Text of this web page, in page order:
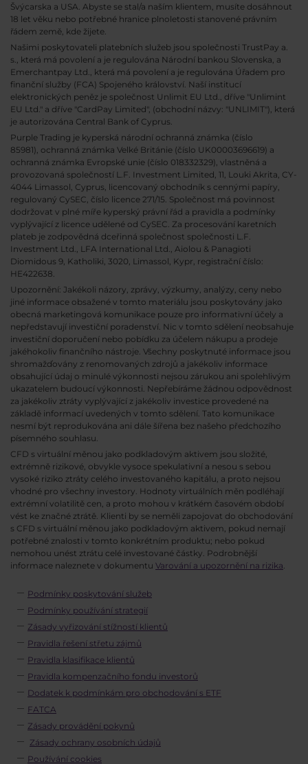
Švýcarska a USA. Abyste se stal/a naším klientem, musíte dosáhnout
18 let věku nebo potřebné hranice plnoletosti stanovené právním
řádem země, kde žijete.
Našimi poskytovateli platebních služeb jsou společnosti TrustPay a.
s., která má povolení a je regulována Národní bankou Slovenska, a
Emerchantpay Ltd., která má povolení a je regulována Úřadem pro
finanční služby (FCA) Spojeného království. Naší institucí
elektronických peněz je společnost Unlimit EU Ltd., dříve "Unlimint
EU Ltd." a dříve "CardPay Limited", (obchodní názvy: "UNLIMIT"), která
je autorizována Central Bank of Cyprus.
Purple Trading je kyperská národní ochranná známka (číslo
85981), ochranná známka Velké Británie (číslo UK00003696619) a
ochranná známka Evropské unie (číslo 018332329), vlastněná a
provozovaná společností L.F. Investment Limited, 11, Louki Akrita, CY-
4044 Limassol, Cyprus, licencovaný obchodník s cennými papíry,
regulovaný CySEC, číslo licence 271/15. Společnost má povinnost
dodržovat v plné míře kyperský právní řád a pravidla a podmínky
vyplývající z licence udělené od CySEC. Za procesování karetních
plateb je zodpovědná dceřinná společnost společnosti L.F.
Investment Ltd., LFA International Ltd., Aiolou & Panagioti
Diomidous 9, Katholiki, 3020, Limassol, Kypr, registrační číslo:
HE422638.
Upozornění: Jakékoli názory, zprávy, výzkumy, analýzy, ceny nebo
jiné informace obsažené v tomto materiálu jsou poskytovány jako
obecná marketingová komunikace pouze pro informativní účely a
nepředstavují investiční poradenství. Nic v tomto sdělení neobsahuje
investiční doporučení nebo pobídku za účelem nákupu a prodeje
jakéhokoliv finančního nástroje. Všechny poskytnuté informace jsou
shromažďovány z renomovaných zdrojů a jakékoliv informace
obsahující údaj o minulé výkonnosti nejsou zárukou ani spolehlivým
ukazatelem budoucí výkonnosti. Nepřebíráme žádnou odpovědnost
za jakékoliv ztráty vyplývající z jakékoliv investice provedené na
základě informací uvedených v tomto sdělení. Tato komunikace
nesmí být reprodukována ani dále šířena bez našeho předchozího
písemného souhlasu.
CFD s virtuální měnou jako podkladovým aktivem jsou složité,
extrémně rizikové, obvykle vysoce spekulativní a nesou s sebou
vysoké riziko ztráty celého investovaného kapitálu, a proto nejsou
vhodné pro všechny investory. Hodnoty virtuálních měn podléhají
extrémní volatilitě cen, a proto mohou v krátkém časovém období
vést ke značné ztrátě. Klienti by se neměli zapojovat do obchodování
s CFD s virtuální měnou jako podkladovým aktivem, pokud nemají
potřebné znalosti v tomto konkrétním produktu; nebo pokud
nemohou unést ztrátu celé investované částky. Podrobnější
informace naleznete v dokumentu Varování a upozornění na rizika
Podmínky poskytování služeb
Podmínky používání strategií
Zásady vyřizování stížností klientů
Pravidla řešení střetu zájmů
Pravidla klasifikace klientů
Pravidla kompenzačního fondu investorů
Dodatek k podmínkám pro obchodování s ETF
FATCA
Zásady provádění pokynů
Zásady ochrany osobních údajů
Používání cookies